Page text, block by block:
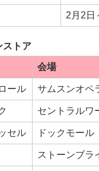
2月2日
ストア
会場
ール サムスンオペ
セントラルワ
セル ドックモール
ストーンブラ